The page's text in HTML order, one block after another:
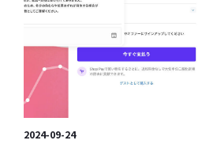
2024-09-24